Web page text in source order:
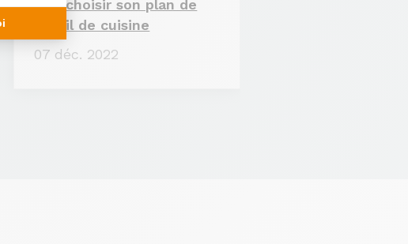
Bien choisir son plan de
travail de cuisine
07 déc. 2022